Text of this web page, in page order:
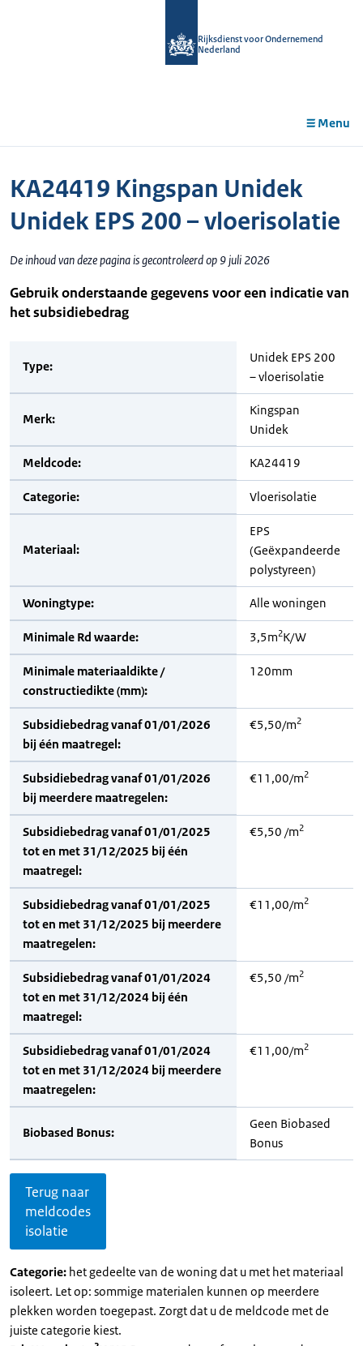
Rijksdienst voor Ondernemend
Nederland
Menu
KA24419 Kingspan Unidek
Unidek EPS 200 – vloerisolatie
De inhoud van deze pagina is gecontroleerd op 9 juli 2026
Gebruik onderstaande gegevens voor een indicatie van
het subsidiebedrag
Type:
Unidek EPS 200
– vloerisolatie
Merk:
Kingspan
Unidek
Meldcode: KA24419
Categorie: Vloerisolatie
Materiaal:
EPS
(Geëxpandeerde
polystyreen)
Woningtype: Alle woningen
Minimale Rd waarde: 3,5m2K/W
Minimale materiaaldikte /
constructiedikte (mm):
120mm
Subsidiebedrag vanaf 01/01/2026
bij één maatregel:
€5,50/m2
Subsidiebedrag vanaf 01/01/2026
bij meerdere maatregelen:
€11,00/m2
Subsidiebedrag vanaf 01/01/2025
tot en met 31/12/2025 bij één
maatregel:
€5,50 /m2
Subsidiebedrag vanaf 01/01/2025
tot en met 31/12/2025 bij meerdere
maatregelen:
€11,00/m2
Subsidiebedrag vanaf 01/01/2024
tot en met 31/12/2024 bij één
maatregel:
€5,50 /m2
Subsidiebedrag vanaf 01/01/2024
tot en met 31/12/2024 bij meerdere
maatregelen:
€11,00/m2
Biobased Bonus:
Geen Biobased
Bonus
Terug naar
meldcodes
isolatie
Categorie: het gedeelte van de woning dat u met het materiaal
isoleert. Let op: sommige materialen kunnen op meerdere
plekken worden toegepast. Zorgt dat u de meldcode met de
juiste categorie kiest.